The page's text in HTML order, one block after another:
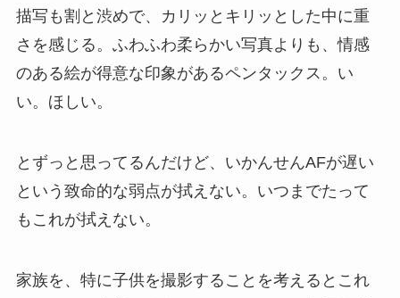
描写も割と渋めで、カリッとキリッとした中に重
さを感じる。ふわふわ柔らかい写真よりも、情感
のある絵が得意な印象があるペンタックス。い
い。ほしい。
とずっと思ってるんだけど、いかんせんAFが遅い
という致命的な弱点が拭えない。いつまでたって
もこれが拭えない。
家族を、特に子供を撮影することを考えるとこれ